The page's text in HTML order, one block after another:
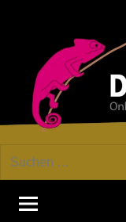
GEDICHT
blog
Forum
von
DAS
Suchen